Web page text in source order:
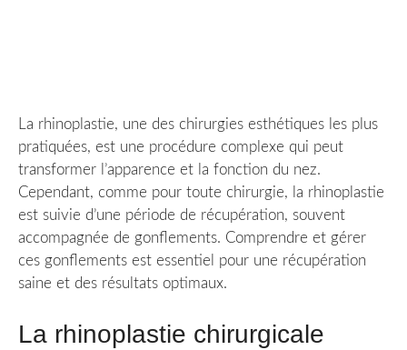
La rhinoplastie, une des chirurgies esthétiques les plus
pratiquées, est une procédure complexe qui peut
transformer l’apparence et la fonction du nez.
Cependant, comme pour toute chirurgie, la rhinoplastie
est suivie d’une période de récupération, souvent
accompagnée de gonflements. Comprendre et gérer
ces gonflements est essentiel pour une récupération
saine et des résultats optimaux.
La rhinoplastie chirurgicale